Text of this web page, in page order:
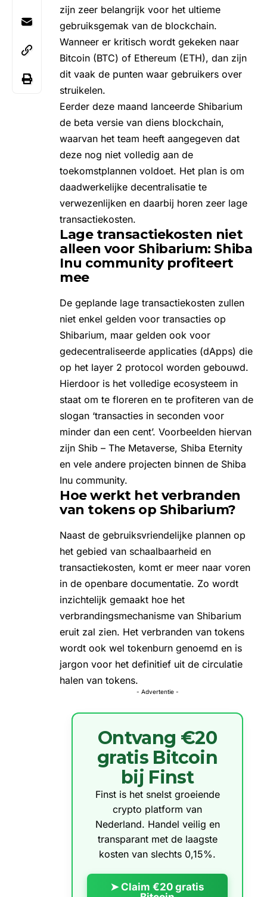
zijn zeer belangrijk voor het ultieme
gebruiksgemak van de blockchain.
Wanneer er kritisch wordt gekeken naar
Bitcoin (BTC) of Ethereum (ETH), dan zijn
dit vaak de punten waar gebruikers over
struikelen.
Eerder deze maand lanceerde Shibarium
de beta versie van diens blockchain,
waarvan het team heeft aangegeven dat
deze nog niet volledig aan de
toekomstplannen voldoet. Het plan is om
daadwerkelijke decentralisatie te
verwezenlijken en daarbij horen zeer lage
transactiekosten.
Lage transactiekosten niet
alleen voor Shibarium: Shiba
Inu community profiteert
mee
De geplande lage transactiekosten zullen
niet enkel gelden voor transacties op
Shibarium, maar gelden ook voor
gedecentraliseerde applicaties (dApps) die
op het layer 2 protocol worden gebouwd.
Hierdoor is het volledige ecosysteem in
staat om te floreren en te profiteren van de
slogan ‘transacties in seconden voor
minder dan een cent’. Voorbeelden hiervan
zijn Shib – The Metaverse, Shiba Eternity
en vele andere projecten binnen de Shiba
Inu community.
Hoe werkt het verbranden
van tokens op Shibarium?
Naast de gebruiksvriendelijke plannen op
het gebied van schaalbaarheid en
transactiekosten, komt er meer naar voren
in de openbare documentatie. Zo wordt
inzichtelijk gemaakt hoe het
verbrandingsmechanisme van Shibarium
eruit zal zien. Het verbranden van tokens
wordt ook wel tokenburn genoemd en is
jargon voor het definitief uit de circulatie
halen van tokens.
- Advertentie -
Ontvang €20
gratis Bitcoin
bij Finst
Finst is het snelst groeiende
crypto platform van
Nederland. Handel veilig en
transparant met de laagste
kosten van slechts 0,15%.
➤ Claim €20 gratis